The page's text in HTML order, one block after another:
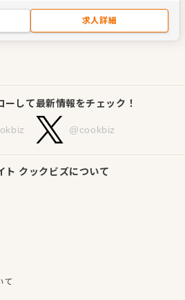
野中３丁目５−６ 求人詳細
ーして最新情報をチェック！
@cookbiz
ト クックビズについて
て